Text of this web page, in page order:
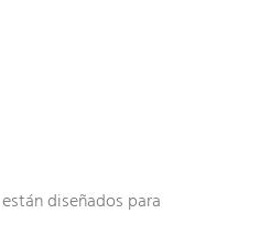
diseñados para